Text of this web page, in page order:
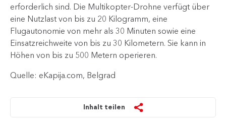
erforderlich sind. Die Multikopter‑Drohne verfügt über
eine Nutzlast von bis zu 20 Kilogramm, eine
Flugautonomie von mehr als 30 Minuten sowie eine
Einsatzreichweite von bis zu 30 Kilometern. Sie kann in
Höhen von bis zu 500 Metern operieren.
Quelle: eKapija.com, Belgrad
Inhalt teilen